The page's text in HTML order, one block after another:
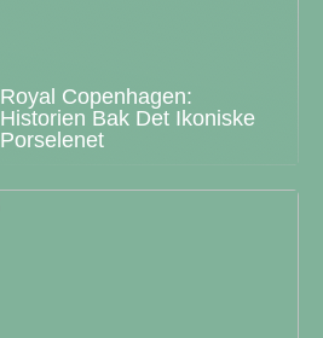
Royal Copenhagen:
Historien Bak Det Ikoniske
Porselenet